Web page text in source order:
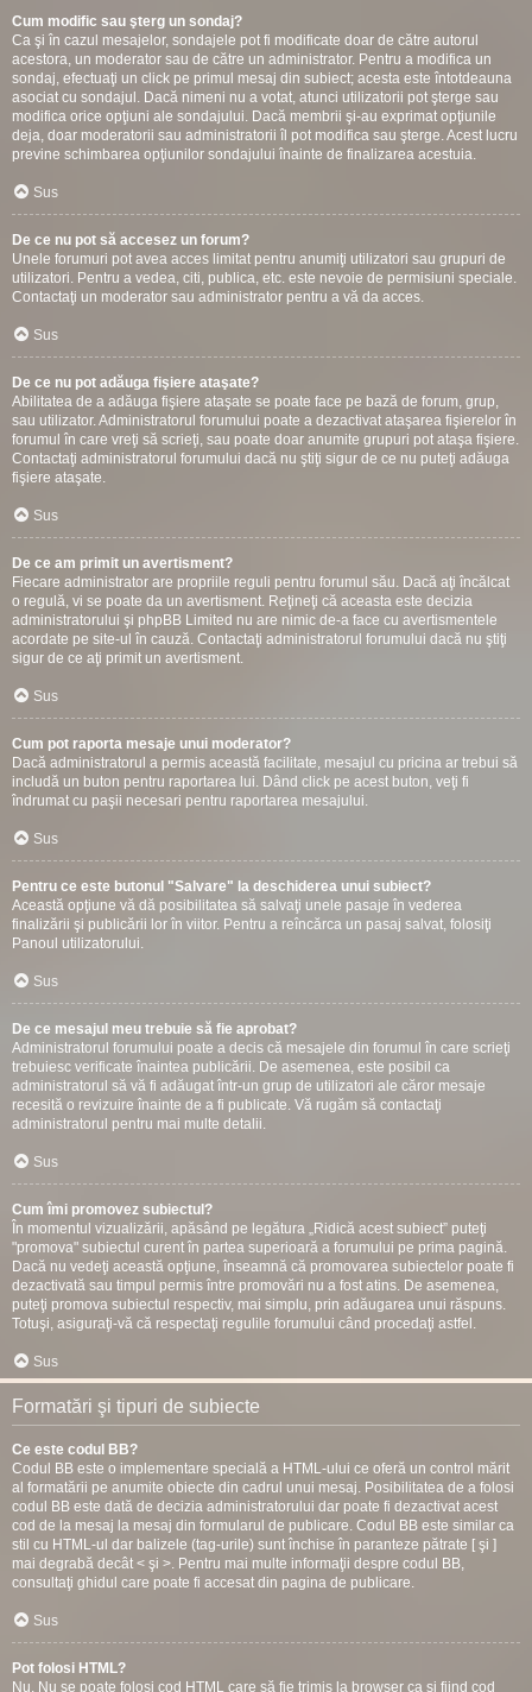
Cum modific sau şterg un sondaj?
Ca şi în cazul mesajelor, sondajele pot fi modificate doar de către autorul
acestora, un moderator sau de către un administrator. Pentru a modifica un
sondaj, efectuaţi un click pe primul mesaj din subiect; acesta este întotdeauna
asociat cu sondajul. Dacă nimeni nu a votat, atunci utilizatorii pot şterge sau
modifica orice opţiuni ale sondajului. Dacă membrii şi-au exprimat opţiunile
deja, doar moderatorii sau administratorii îl pot modifica sau şterge. Acest lucru
previne schimbarea opţiunilor sondajului înainte de finalizarea acestuia.
Sus
De ce nu pot să accesez un forum?
Unele forumuri pot avea acces limitat pentru anumiţi utilizatori sau grupuri de
utilizatori. Pentru a vedea, citi, publica, etc. este nevoie de permisiuni speciale.
Contactaţi un moderator sau administrator pentru a vă da acces.
Sus
De ce nu pot adăuga fişiere ataşate?
Abilitatea de a adăuga fişiere ataşate se poate face pe bază de forum, grup,
sau utilizator. Administratorul forumului poate a dezactivat ataşarea fişierelor în
forumul în care vreţi să scrieţi, sau poate doar anumite grupuri pot ataşa fişiere.
Contactaţi administratorul forumului dacă nu ştiţi sigur de ce nu puteţi adăuga
fişiere ataşate.
Sus
De ce am primit un avertisment?
Fiecare administrator are propriile reguli pentru forumul său. Dacă aţi încălcat
o regulă, vi se poate da un avertisment. Reţineţi că aceasta este decizia
administratorului şi phpBB Limited nu are nimic de-a face cu avertismentele
acordate pe site-ul în cauză. Contactaţi administratorul forumului dacă nu ştiţi
sigur de ce aţi primit un avertisment.
Sus
Cum pot raporta mesaje unui moderator?
Dacă administratorul a permis această facilitate, mesajul cu pricina ar trebui să
includă un buton pentru raportarea lui. Dând click pe acest buton, veţi fi
îndrumat cu paşii necesari pentru raportarea mesajului.
Sus
Pentru ce este butonul "Salvare" la deschiderea unui subiect?
Această opţiune vă dă posibilitatea să salvaţi unele pasaje în vederea
finalizării şi publicării lor în viitor. Pentru a reîncărca un pasaj salvat, folosiţi
Panoul utilizatorului.
Sus
De ce mesajul meu trebuie să fie aprobat?
Administratorul forumului poate a decis că mesajele din forumul în care scrieţi
trebuiesc verificate înaintea publicării. De asemenea, este posibil ca
administratorul să vă fi adăugat într-un grup de utilizatori ale căror mesaje
recesită o revizuire înainte de a fi publicate. Vă rugăm să contactaţi
administratorul pentru mai multe detalii.
Sus
Cum îmi promovez subiectul?
În momentul vizualizării, apăsând pe legătura „Ridică acest subiect” puteţi
"promova" subiectul curent în partea superioară a forumului pe prima pagină.
Dacă nu vedeţi această opţiune, înseamnă că promovarea subiectelor poate fi
dezactivată sau timpul permis între promovări nu a fost atins. De asemenea,
puteţi promova subiectul respectiv, mai simplu, prin adăugarea unui răspuns.
Totuşi, asiguraţi-vă că respectaţi regulile forumului când procedaţi astfel.
Sus
Formatări şi tipuri de subiecte
Ce este codul BB?
Codul BB este o implementare specială a HTML-ului ce oferă un control mărit
al formatării pe anumite obiecte din cadrul unui mesaj. Posibilitatea de a folosi
codul BB este dată de decizia administratorului dar poate fi dezactivat acest
cod de la mesaj la mesaj din formularul de publicare. Codul BB este similar ca
stil cu HTML-ul dar balizele (tag-urile) sunt închise în paranteze pătrate [ şi ]
mai degrabă decât < şi >. Pentru mai multe informaţii despre codul BB,
consultaţi ghidul care poate fi accesat din pagina de publicare.
Sus
Pot folosi HTML?
Nu. Nu se poate folosi cod HTML care să fie trimis la browser ca şi fiind cod